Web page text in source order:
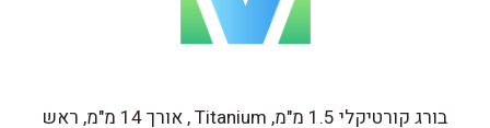
בורג קורטיקלי 1.5 מ"מ, Titanium , אורך 14 מ"מ, ראש